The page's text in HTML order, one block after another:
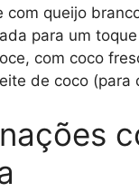
com queijo
para um
com coco
de coco (para